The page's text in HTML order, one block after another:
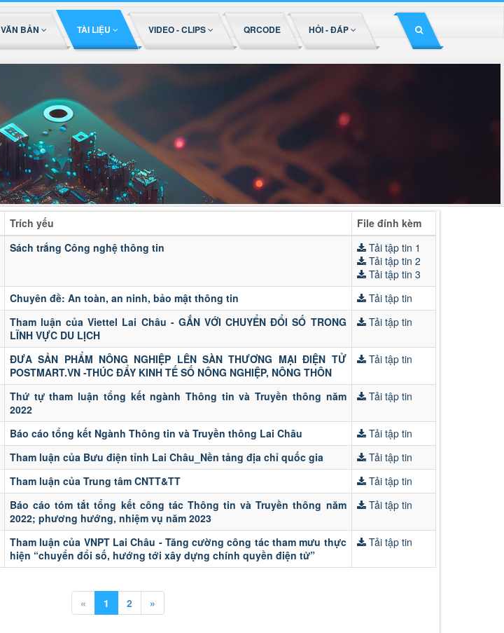
VĂN BẢN TÀI LIỆU VIDEO - CLIPS QRCODE HỎI - ĐÁP
Trích yếu
File đính kèm
Sách trắng Công nghệ thông tin
Tải tập tin 1
Tải tập tin 2
Tải tập tin 3
Chuyên đề: An toàn, an ninh, bảo mật thông tin
Tải tập tin
Tham luận của Viettel Lai Châu - GẮN VỚI CHUYỂN ĐỔI SỐ TRONG
LĨNH VỰC DU LỊCH
Tải tập tin
ĐƯA SẢN PHẨM NÔNG NGHIỆP LÊN SÀN THƯƠNG MẠI ĐIỆN TỬ
POSTMART.VN -THÚC ĐẨY KINH TẾ SỐ NÔNG NGHIỆP, NÔNG THÔN
Tải tập tin
Thứ tự tham luận tổng kết ngành Thông tin và Truyền thông năm
2022
Tải tập tin
Báo cáo tổng kết Ngành Thông tin và Truyền thông Lai Châu
Tải tập tin
Tham luận của Bưu điện tỉnh Lai Châu_Nền tảng địa chỉ quốc gia
Tải tập tin
Tham luận của Trung tâm CNTT&TT
Tải tập tin
Báo cáo tóm tắt tổng kết công tác Thông tin và Truyền thông năm
2022; phương hướng, nhiệm vụ năm 2023
Tải tập tin
Tham luận của VNPT Lai Châu - Tăng cường công tác tham mưu thực
hiện “chuyển đổi số, hướng tới xây dựng chính quyền điện tử”
Tải tập tin
« 1 2 »